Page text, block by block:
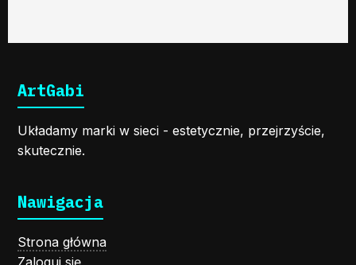
ArtGabi
Układamy marki w sieci - estetycznie, przejrzyście,
skutecznie.
Nawigacja
Strona główna
Zaloguj się